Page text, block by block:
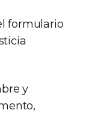
formulario
y